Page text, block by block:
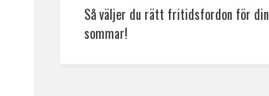
Så väljer du rätt fritidsfordon för din
sommar!